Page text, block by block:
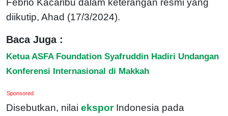
Febrio Kacaribu dalam keterangan resmi yang
diikutip, Ahad (17/3/2024).
Baca Juga :
Ketua ASFA Foundation Syafruddin Hadiri Undangan
Konferensi Internasional di Makkah
Sponsored
Disebutkan, nilai ekspor Indonesia pada